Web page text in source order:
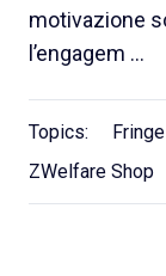
motivazione
l’engagem …
Topics:
ZWelfare Shop